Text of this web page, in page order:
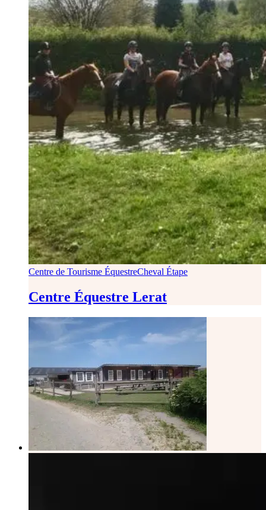
Centre de Tourisme ÉquestreCheval Étape
Centre Équestre Lerat